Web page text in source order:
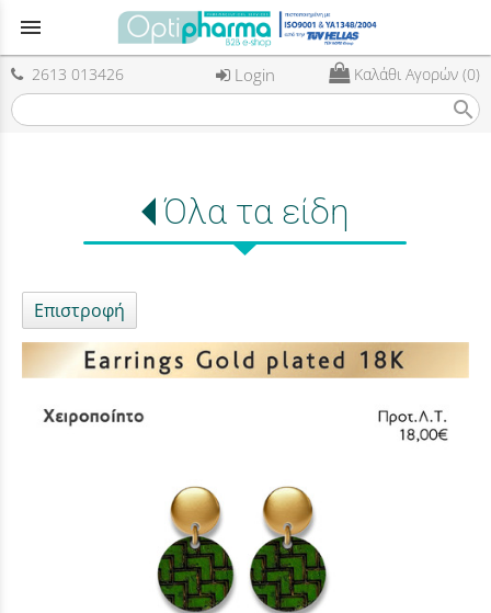
menu
2613 013426 Login Καλάθι Αγορών (0)
search
Όλα τα είδη
Επιστροφή